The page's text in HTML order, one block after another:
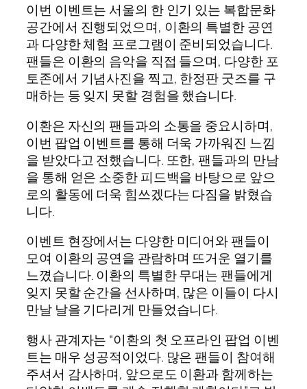
이번 이벤트는 서울의 한 인기 있는 복합문화
공간에서 진행되었으며, 이환의 특별한 공연
과 다양한 체험 프로그램이 준비되었습니다.
팬들은 이환의 음악을 직접 들으며, 다양한 포
토존에서 기념사진을 찍고, 한정판 굿즈를 구
매하는 등 잊지 못할 경험을 했습니다.
이환은 자신의 팬들과의 소통을 중요시하며,
이번 팝업 이벤트를 통해 더욱 가까워진 느낌
을 받았다고 전했습니다. 또한, 팬들과의 만남
을 통해 얻은 소중한 피드백을 바탕으로 앞으
로의 활동에 더욱 힘쓰겠다는 다짐을 밝혔습
니다.
이벤트 현장에서는 다양한 미디어와 팬들이
모여 이환의 공연을 관람하며 뜨거운 열기를
느꼈습니다. 이환의 특별한 무대는 팬들에게
잊지 못할 순간을 선사하며, 많은 이들이 다시
만날 날을 기다리게 만들었습니다.
행사 관계자는 “이환의 첫 오프라인 팝업 이벤
트는 매우 성공적이었다. 많은 팬들이 참여해
주셔서 감사하며, 앞으로도 이환과 함께하는